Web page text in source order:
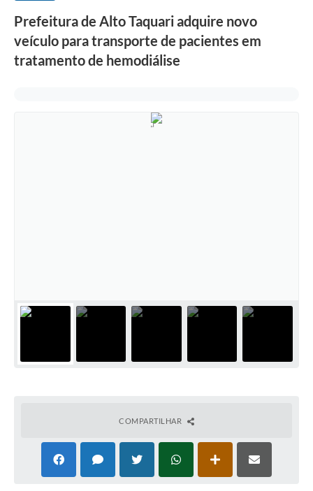
Prefeitura de Alto Taquari adquire novo
veículo para transporte de pacientes em
tratamento de hemodiálise
COMPARTILHAR